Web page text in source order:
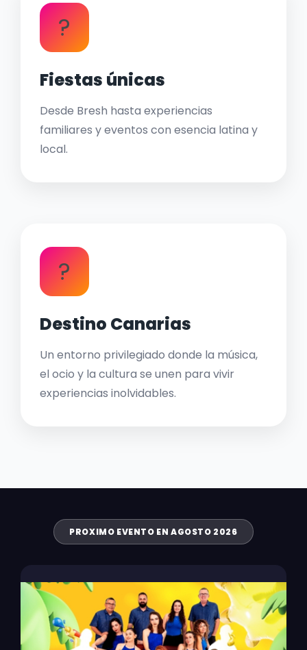
?
Fiestas únicas
Desde Bresh hasta experiencias
familiares y eventos con esencia latina y
local.
?
Destino Canarias
Un entorno privilegiado donde la música,
el ocio y la cultura se unen para vivir
experiencias inolvidables.
PROXIMO EVENTO EN AGOSTO 2026